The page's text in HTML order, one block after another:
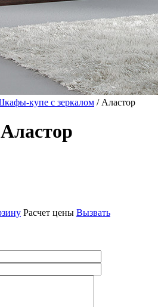
купе с зеркалом / Аластор
Расчет цены Вызвать